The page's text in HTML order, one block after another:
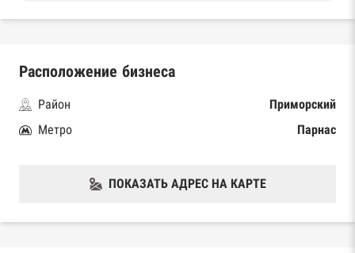
Расположение бизнеса
Район
Приморский
Метро
Парнас
ПОКАЗАТЬ АДРЕС НА КАРТЕ